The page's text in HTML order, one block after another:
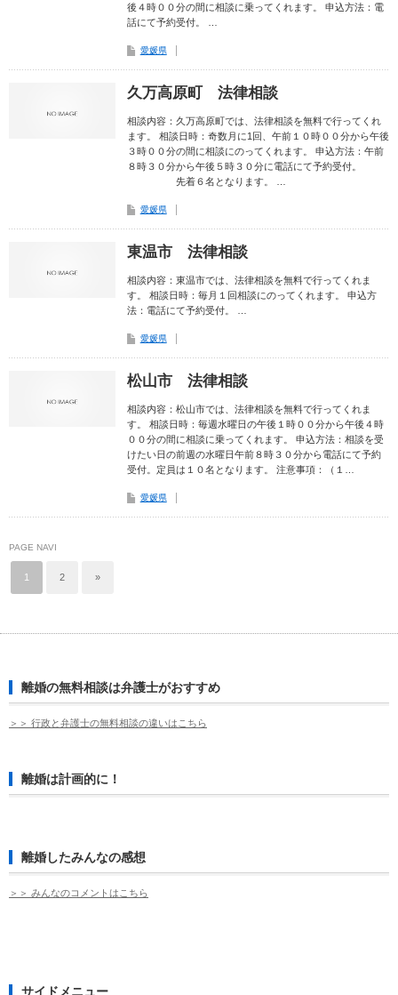
後４時００分の間に相談に乗ってくれます。 申込方法：電
話にて予約受付。 …
愛媛県
久万高原町 法律相談
相談内容：久万高原町では、法律相談を無料で行ってくれ
ます。 相談日時：奇数月に1回、午前１０時００分から午後
３時００分の間に相談にのってくれます。 申込方法：午前
８時３０分から午後５時３０分に電話にて予約受付。
先着６名となります。 …
愛媛県
東温市 法律相談
相談内容：東温市では、法律相談を無料で行ってくれま
す。 相談日時：毎月１回相談にのってくれます。 申込方
法：電話にて予約受付。 …
愛媛県
松山市 法律相談
相談内容：松山市では、法律相談を無料で行ってくれま
す。 相談日時：毎週水曜日の午後１時００分から午後４時
００分の間に相談に乗ってくれます。 申込方法：相談を受
けたい日の前週の水曜日午前８時３０分から電話にて予約
受付。定員は１０名となります。 注意事項：（１…
愛媛県
PAGE NAVI
1 2 »
離婚の無料相談は弁護士がおすすめ
＞＞ 行政と弁護士の無料相談の違いはこちら
離婚は計画的に！
離婚したみんなの感想
＞＞ みんなのコメントはこちら
サイドメニュー